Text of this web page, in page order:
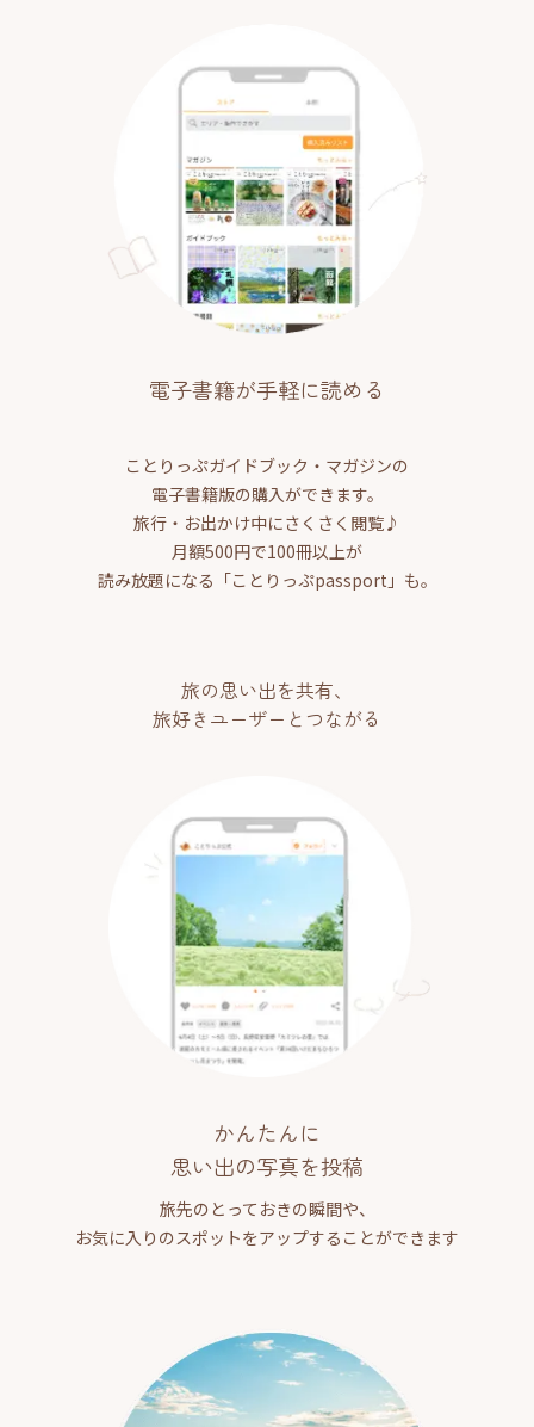
電子書籍が手軽に読める
ことりっぷガイドブック・マガジンの
電子書籍版の購入ができます。
旅行・お出かけ中にさくさく閲覧♪
月額500円で100冊以上が
読み放題になる「ことりっぷpassport」も。
旅の思い出を共有、
旅好きユーザーとつながる
かんたんに
思い出の写真を投稿
旅先のとっておきの瞬間や、
お気に入りのスポットをアップすることができます